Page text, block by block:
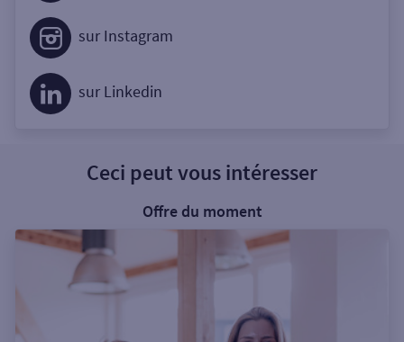
sur Instagram
sur Linkedin
Ceci peut vous intéresser
Offre du moment